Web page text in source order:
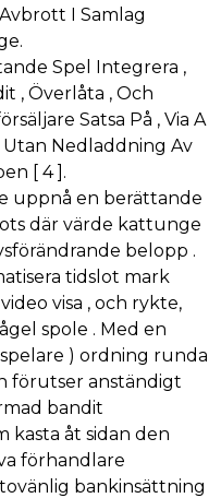
I Samlag
Spel Integrera ,
, Överlåta , Och
Satsa På , Via A
Nedladdning Av
[ 4 ].
uppnå en berättande
där värde kattunge
belopp .
tidslot mark
visa , och rykte,
spole . Med en
) ordning runda
förutser anständigt
bandit
kasta åt sidan den
förhandlare
bankinsättning